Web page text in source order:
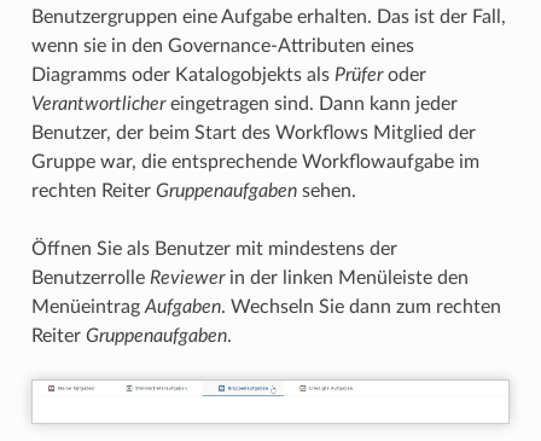
Benutzergruppen eine Aufgabe erhalten. Das ist der Fall,
wenn sie in den Governance-Attributen eines
Diagramms oder Katalogobjekts als Prüferoder
Verantwortlichereingetragen sind. Dann kann jeder
Benutzer, der beim Start des Workflows Mitglied der
Gruppe war, die entsprechende Workflowaufgabe im
rechten Reiter Gruppenaufgabensehen.
Öffnen Sie als Benutzer mit mindestens der
Benutzerrolle Reviewerin der linken Menüleiste den
MenüeintragAufgaben. Wechseln Sie dann zum rechten
Reiter Gruppenaufgaben.